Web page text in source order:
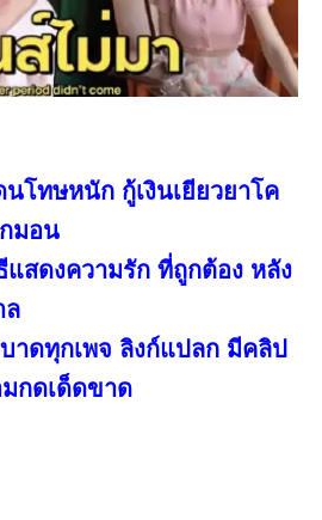
โทษหนัก กู้เงินเยียวยาโค
มอน
แสดงความรัก ที่ถูกต้อง หลัง
ล
าดทุกเพจ ลิงก์แปลก มีคลิป
กดเด็ดขาด